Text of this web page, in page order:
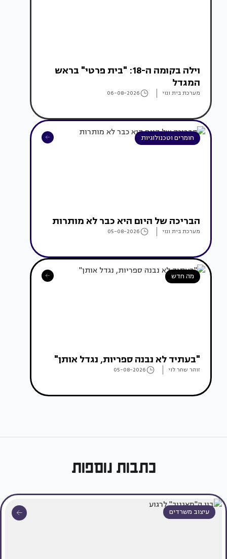
וילה בקומה ה-18: "בית פרטי" בראש
המגדל
מערכת בית ונוי 06-08-2026
חומרים וטכנולוגיות
הבריכה של היום היא כבר לא מותרות
מערכת בית ונוי 05-08-2026
מה חדש
"בעתיד לא נבנה ספריות, נגדל אותן"
זוהר שחר לוי 05-08-2026
כתבות נוספות
עיצוב משרדים